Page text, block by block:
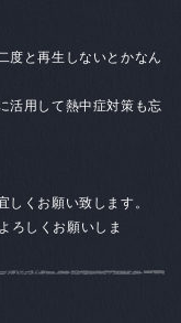
度と再生しないとかなん
活用して熱中症対策も忘
しくお願い致します。
ろしくお願いしま